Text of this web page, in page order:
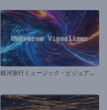
銀
河旅行ミュージック・ビジュアライザー